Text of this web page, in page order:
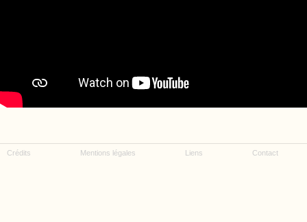
Crédits Mentions légales Liens Contact